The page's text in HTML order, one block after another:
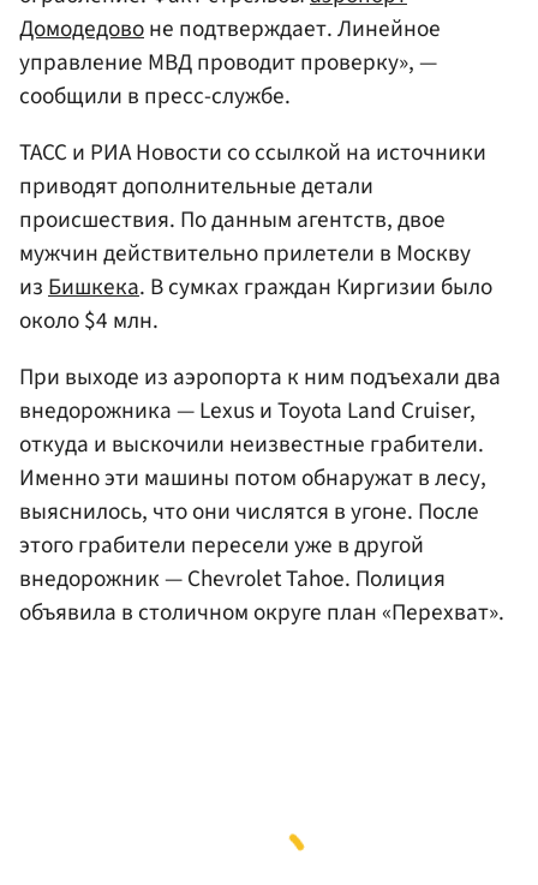
Домодедовоне подтверждает. Линейное
управление МВД проводит проверку», —
сообщили в пресс-службе.
ТАСС и РИА Новости со ссылкой на источники
приводят дополнительные детали
происшествия. По данным агентств, двое
мужчин действительно прилетели в Москву
изБишкека. В сумках граждан Киргизии было
около $4 млн.
При выходе из аэропорта к ним подъехали два
внедорожника — Lexus и Toyota Land Cruiser,
откуда и выскочили неизвестные грабители.
Именно эти машины потом обнаружат в лесу,
выяснилось, что они числятся в угоне. После
этого грабители пересели уже в другой
внедорожник — Chevrolet Tahoe. Полиция
объявила в столичном округе план «Перехват».